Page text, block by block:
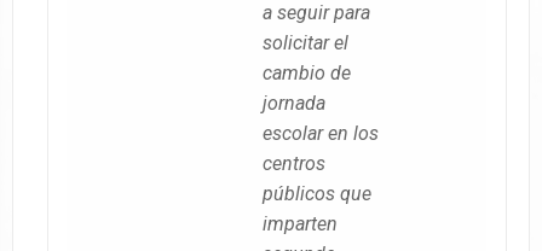
a seguir para
solicitar el
cambio de
jornada
escolar en los
centros
públicos que
imparten